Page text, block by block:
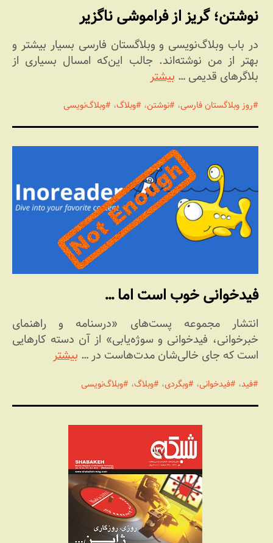
نوشتن؛ گریز از فراموشی ناگزیر
در باب وبلاگ‌نویسی و وبلاگستان فارسی بسیار بیشتر و
بهتر از من نوشته‌اند. جالب این‌که امسال بسیاری از
بلاگرهای قدیمی …بیشتر
روز وبلاگستان فارسی، نوشتن، وبلاگ، وبلاگ‌نویسی
فیدخوانی خوب است اما …
انتشار مجموعه پست‌های «درسنامه و راهنمای
خبرخوانی، فیدخوانی و سوژه‌یابی» از آن دسته کارهایی
است که جای خالی‌شان مدت‌هاست در …بیشتر
فید، فیدخوانی، وبگردی، وبلاگ، وبلاگ‌نویسی